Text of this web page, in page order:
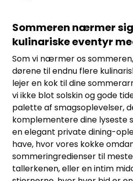
Sommeren nærmer
kulinariske eventyr
Som vi nærmer os
dørene til endnu flere
lejer en kok til dine
vi ikke blot solskin og gode
palette af smagsoplevelser,
komplementere dine lyseste
en elegant private dining-
have, hvor vores kokke
sommeringredienser til
tallerkenen, eller en intim